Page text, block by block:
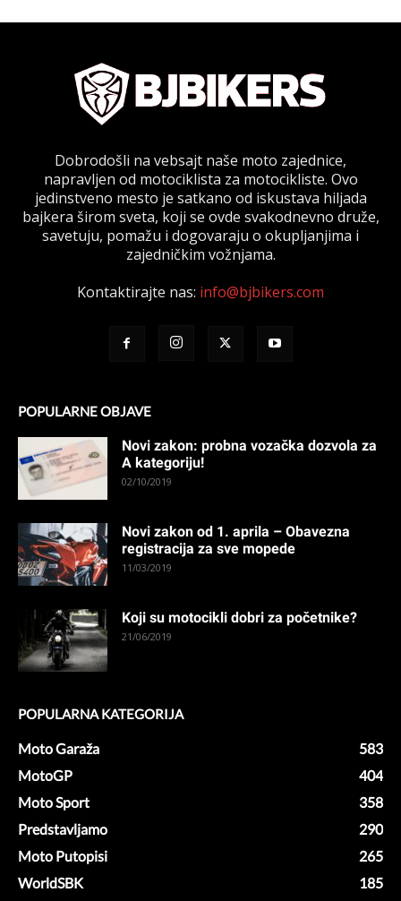
Dobrodošli na vebsajt naše moto zajednice,
napravljen od motociklista za motocikliste. Ovo
jedinstveno mesto je satkano od iskustava hiljada
bajkera širom sveta, koji se ovde svakodnevno druže,
savetuju, pomažu i dogovaraju o okupljanjima i
zajedničkim vožnjama.
Kontaktirajte nas: info@bjbikers.com
POPULARNE OBJAVE
Novi zakon: probna vozačka dozvola za
A kategoriju!
02/10/2019
Novi zakon od 1. aprila – Obavezna
registracija za sve mopede
11/03/2019
Koji su motocikli dobri za početnike?
21/06/2019
POPULARNA KATEGORIJA
Moto Garaža
583
MotoGP
404
Moto Sport
358
Predstavljamo
290
Moto Putopisi
265
WorldSBK
185